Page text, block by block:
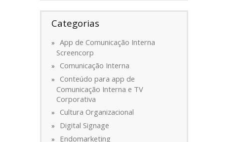
Categorias
App de Comunicação Interna
Screencorp
Comunicação Interna
Conteúdo para app de
Comunicação Interna e TV
Corporativa
Cultura Organizacional
Digital Signage
Endomarketing